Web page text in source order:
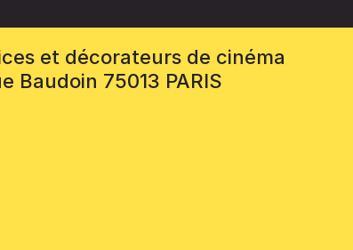
et décorateurs de cinéma
Baudoin 75013 PARIS